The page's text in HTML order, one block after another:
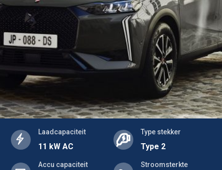
Laadcapaciteit
11 kW AC
Type stekker
Type 2
Accu capaciteit Stroomsterkte